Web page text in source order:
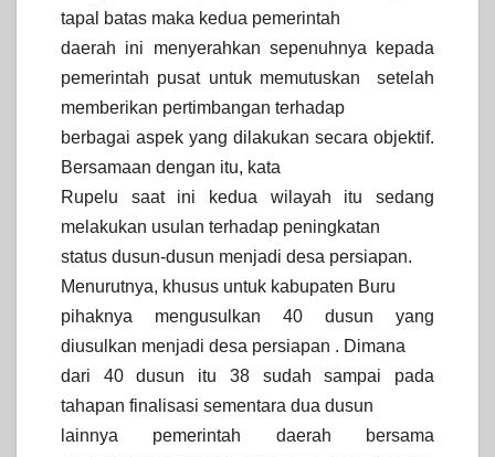
tapal batas maka kedua pemerintah
daerah ini menyerahkan sepenuhnya kepada
pemerintah pusat untuk memutuskan setelah
memberikan pertimbangan terhadap
berbagai aspek yang dilakukan secara objektif.
Bersamaan dengan itu, kata
Rupelu saat ini kedua wilayah itu sedang
melakukan usulan terhadap peningkatan
status dusun-dusun menjadi desa persiapan.
Menurutnya, khusus untuk kabupaten Buru
pihaknya mengusulkan 40 dusun yang
diusulkan menjadi desa persiapan . Dimana
dari 40 dusun itu 38 sudah sampai pada
tahapan finalisasi sementara dua dusun
lainnya pemerintah daerah bersama